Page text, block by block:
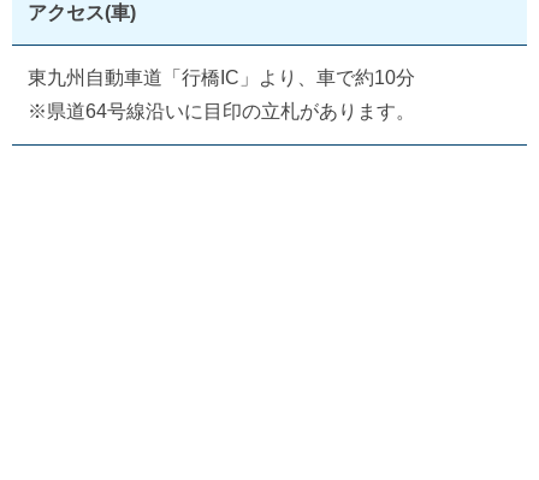
アクセス(車)
東九州自動車道「行橋IC」より、車で約10分
※県道64号線沿いに目印の立札があります。